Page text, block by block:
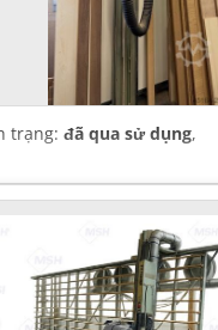
trạng: đã qua sử dụng,